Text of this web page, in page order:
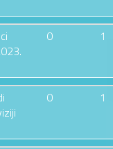
0 1
0 1